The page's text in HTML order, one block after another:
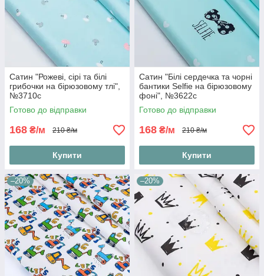
Сатин "Рожеві, сірі та білі
грибочки на бірюзовому тлі",
№3710с
Готово до відправки
168 ₴/м 210 ₴/м
Купити
Сатин "Білі сердечка та чорні
бантики Selfie на бірюзовому
фоні", №3622с
Готово до відправки
168 ₴/м 210 ₴/м
Купити
–20% –20%